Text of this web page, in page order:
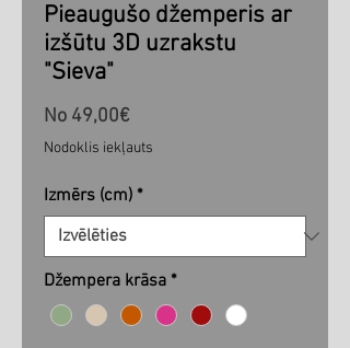
Pieaugušo džemperis ar
izšūtu 3D uzrakstu
"Sieva"
No 49,00€Izpārdošanas
cena
Nodoklis iekļauts
Izmērs (cm) *
Džempera krāsa *